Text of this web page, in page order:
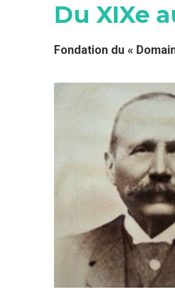
Du XIXe
Fondation du «